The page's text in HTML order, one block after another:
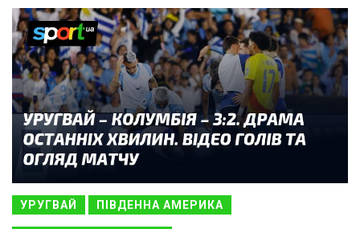
УРУГВАЙ ПІВДЕННА АМЕРИКА